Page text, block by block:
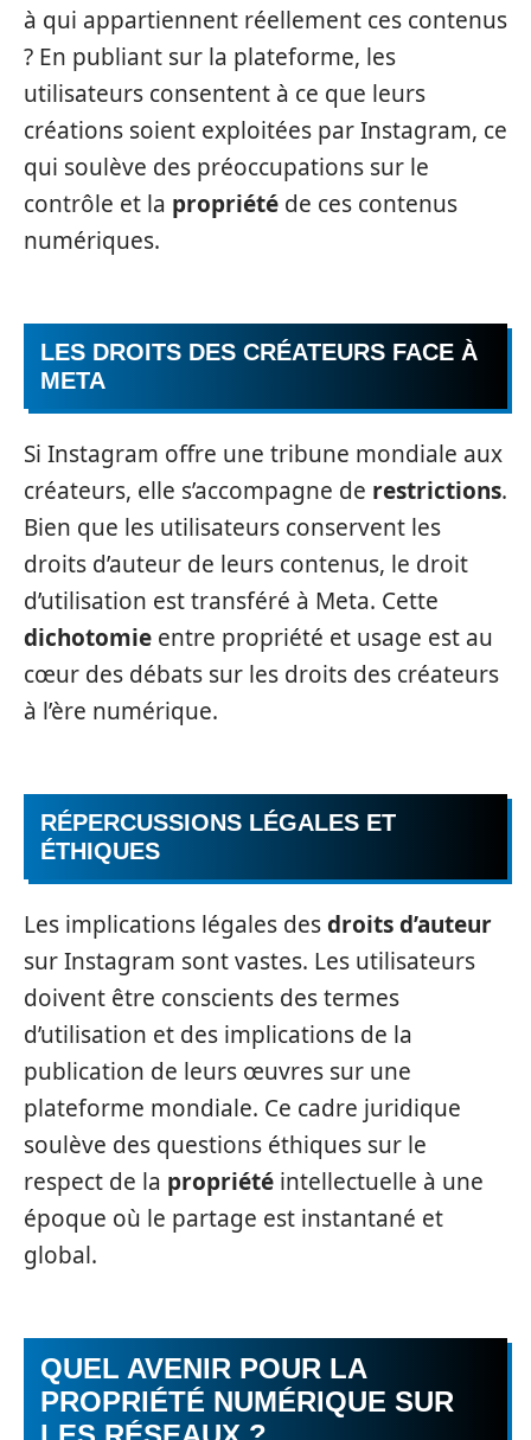
à qui appartiennent réellement ces contenus
? En publiant sur la plateforme, les
utilisateurs consentent à ce que leurs
créations soient exploitées par Instagram, ce
qui soulève des préoccupations sur le
contrôle et la propriété de ces contenus
numériques.
LES DROITS DES CRÉATEURS FACE À
META
Si Instagram offre une tribune mondiale aux
créateurs, elle s’accompagne de restrictions.
Bien que les utilisateurs conservent les
droits d’auteur de leurs contenus, le droit
d’utilisation est transféré à Meta. Cette
dichotomie entre propriété et usage est au
cœur des débats sur les droits des créateurs
à l’ère numérique.
RÉPERCUSSIONS LÉGALES ET
ÉTHIQUES
Les implications légales desdroits d’auteur
sur Instagram sont vastes. Les utilisateurs
doivent être conscients des termes
d’utilisation et des implications de la
publication de leurs œuvres sur une
plateforme mondiale. Ce cadre juridique
soulève des questions éthiques sur le
respect de la propriété intellectuelle à une
époque où le partage est instantané et
global.
QUEL AVENIR POUR LA
PROPRIÉTÉ NUMÉRIQUE SUR